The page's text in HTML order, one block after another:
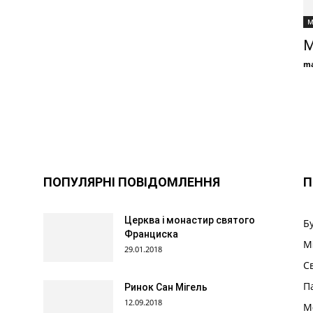
ПОПУЛЯРНІ ПОВІДОМЛЕННЯ
Церква і монастир святого
Франциска
29.01.2018
Ринок Сан Мігель
12.09.2018